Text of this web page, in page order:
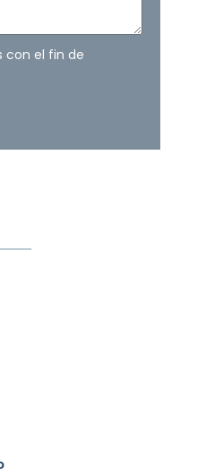
con el fin de